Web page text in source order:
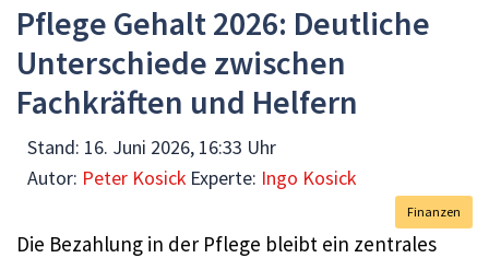
Pflege Gehalt 2026: Deutliche
Unterschiede zwischen
Fachkräften und Helfern
Stand: 16. Juni 2026, 16:33 Uhr
Autor: Peter Kosick Experte: Ingo Kosick
Finanzen
Die Bezahlung in der Pflege bleibt ein zentrales